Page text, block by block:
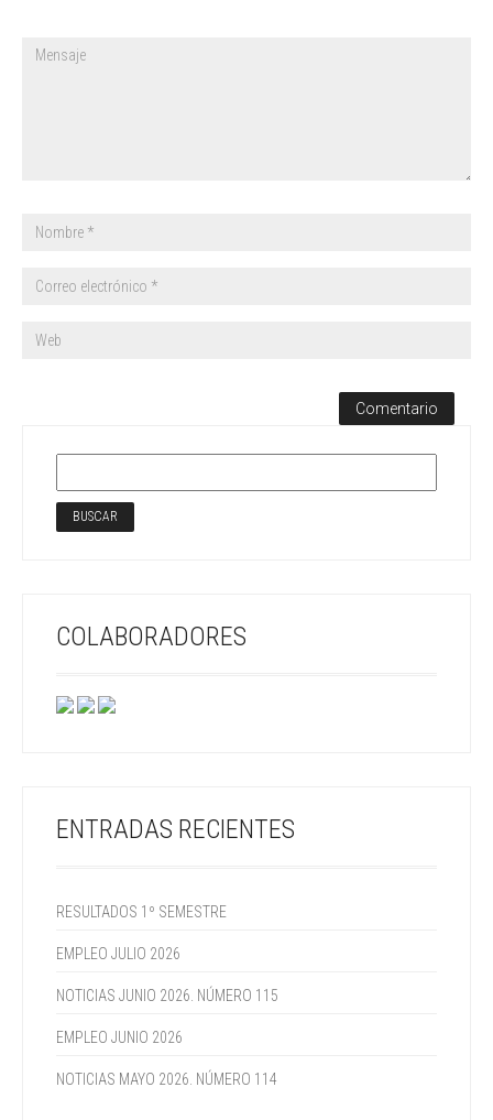
COLABORADORES
ENTRADAS RECIENTES
RESULTADOS 1º SEMESTRE
EMPLEO JULIO 2026
NOTICIAS JUNIO 2026. NÚMERO 115
EMPLEO JUNIO 2026
NOTICIAS MAYO 2026. NÚMERO 114